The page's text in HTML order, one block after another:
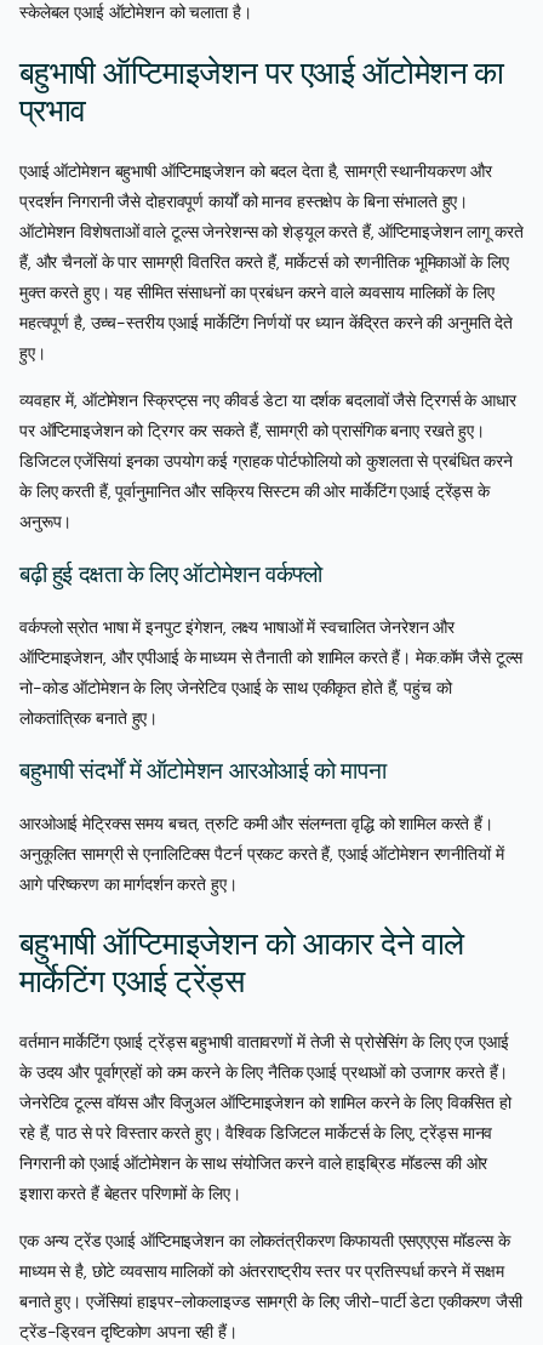
स्केलेबल एआई ऑटोमेशन को चलाता है।
बहुभाषी ऑप्टिमाइजेशन पर एआई ऑटोमेशन का
प्रभाव
एआई ऑटोमेशन बहुभाषी ऑप्टिमाइजेशन को बदल देता है, सामग्री स्थानीयकरण और
प्रदर्शन निगरानी जैसे दोहरावपूर्ण कार्यों को मानव हस्तक्षेप के बिना संभालते हुए।
ऑटोमेशन विशेषताओं वाले टूल्स जेनरेशन्स को शेड्यूल करते हैं, ऑप्टिमाइजेशन लागू करते
हैं, और चैनलों के पार सामग्री वितरित करते हैं, मार्केटर्स को रणनीतिक भूमिकाओं के लिए
मुक्त करते हुए। यह सीमित संसाधनों का प्रबंधन करने वाले व्यवसाय मालिकों के लिए
महत्वपूर्ण है, उच्च-स्तरीय एआई मार्केटिंग निर्णयों पर ध्यान केंद्रित करने की अनुमति देते
हुए।
व्यवहार में, ऑटोमेशन स्क्रिप्ट्स नए कीवर्ड डेटा या दर्शक बदलावों जैसे ट्रिगर्स के आधार
पर ऑप्टिमाइजेशन को ट्रिगर कर सकते हैं, सामग्री को प्रासंगिक बनाए रखते हुए।
डिजिटल एजेंसियां इनका उपयोग कई ग्राहक पोर्टफोलियो को कुशलता से प्रबंधित करने
के लिए करती हैं, पूर्वानुमानित और सक्रिय सिस्टम की ओर मार्केटिंग एआई ट्रेंड्स के
अनुरूप।
बढ़ी हुई दक्षता के लिए ऑटोमेशन वर्कफ्लो
वर्कफ्लो स्रोत भाषा में इनपुट इंगेशन, लक्ष्य भाषाओं में स्वचालित जेनरेशन और
ऑप्टिमाइजेशन, और एपीआई के माध्यम से तैनाती को शामिल करते हैं। मेक.कॉम जैसे टूल्स
नो-कोड ऑटोमेशन के लिए जेनरेटिव एआई के साथ एकीकृत होते हैं, पहुंच को
लोकतांत्रिक बनाते हुए।
बहुभाषी संदर्भों में ऑटोमेशन आरओआई को मापना
आरओआई मेट्रिक्स समय बचत, त्रुटि कमी और संलग्नता वृद्धि को शामिल करते हैं।
अनुकूलित सामग्री से एनालिटिक्स पैटर्न प्रकट करते हैं, एआई ऑटोमेशन रणनीतियों में
आगे परिष्करण का मार्गदर्शन करते हुए।
बहुभाषी ऑप्टिमाइजेशन को आकार देने वाले
मार्केटिंग एआई ट्रेंड्स
वर्तमान मार्केटिंग एआई ट्रेंड्स बहुभाषी वातावरणों में तेजी से प्रोसेसिंग के लिए एज एआई
के उदय और पूर्वाग्रहों को कम करने के लिए नैतिक एआई प्रथाओं को उजागर करते हैं।
जेनरेटिव टूल्स वॉयस और विजुअल ऑप्टिमाइजेशन को शामिल करने के लिए विकसित हो
रहे हैं, पाठ से परे विस्तार करते हुए। वैश्विक डिजिटल मार्केटर्स के लिए, ट्रेंड्स मानव
निगरानी को एआई ऑटोमेशन के साथ संयोजित करने वाले हाइब्रिड मॉडल्स की ओर
इशारा करते हैं बेहतर परिणामों के लिए।
एक अन्य ट्रेंड एआई ऑप्टिमाइजेशन का लोकतंत्रीकरण किफायती एसएएएस मॉडल्स के
माध्यम से है, छोटे व्यवसाय मालिकों को अंतरराष्ट्रीय स्तर पर प्रतिस्पर्धा करने में सक्षम
बनाते हुए। एजेंसियां हाइपर-लोकलाइज्ड सामग्री के लिए जीरो-पार्टी डेटा एकीकरण जैसी
ट्रेंड-ड्रिवन दृष्टिकोण अपना रही हैं।